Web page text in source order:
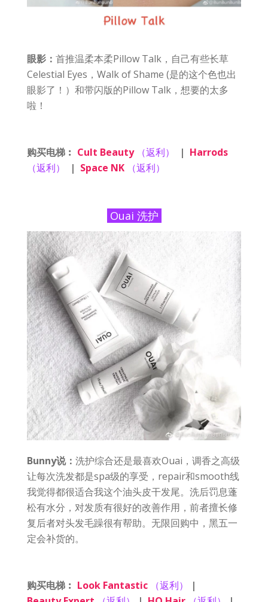
眼影： 首推温柔本柔Pillow Talk，自己有些长草
Celestial Eyes，Walk of Shame (是的这个色也出
眼影了！）和带闪版的Pillow Talk，想要的太多
啦！
购买电梯︰ Cult Beauty （返利） | Harrods
（返利）
| Space NK （返利）
Ouai 洗护
Bunny说： 洗护综合还是最喜欢Ouai，调香之高级
让每次洗发都是spa级的享受，repair和smooth线
我觉得都很适合我这个油头皮干发尾。洗后罚息蓬
松有水分，对发质有很好的改善作用，前者擅长修
复后者对头发毛躁很有帮助。无限回购中，黑五一
定会补货的。
购买电梯︰ Look Fantastic （返利）
|